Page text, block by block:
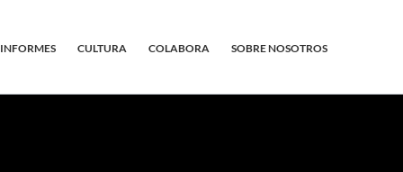
INFORMES CULTURA COLABORA SOBRE NOSOTROS